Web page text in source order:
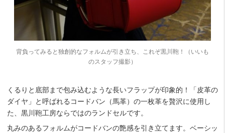
背負ってみると独創的なフォルムが引き立ち、これぞ黒川鞄！（いいも
のスタッフ撮影）
くるりと底部まで包み込むような長いフラップが印象的！「皮革の
ダイヤ」と呼ばれるコードバン（馬革）の一枚革を贅沢に使用し
た、黒川鞄工房ならではのランドセルです。
丸みのあるフォルムがコードバンの艶感を引き立てます。ベーシッ